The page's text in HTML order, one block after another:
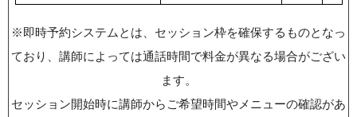
※即時予約システムとは、セッション枠を確保するものとなっ
ており、講師によっては通話時間で料金が異なる場合がござい
ます。
セッション開始時に講師からご希望時間やメニューの確認があ